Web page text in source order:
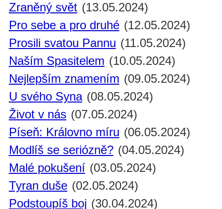
Zraněný svět (13.05.2024)
Pro sebe a pro druhé (12.05.2024)
Prosili svatou Pannu (11.05.2024)
Naším Spasitelem (10.05.2024)
Nejlepším znamením (09.05.2024)
U svého Syna (08.05.2024)
Život v nás (07.05.2024)
Píseň: Královno míru (06.05.2024)
Modlíš se seriózně? (04.05.2024)
Malé pokušení (03.05.2024)
Tyran duše (02.05.2024)
Podstoupíš boj (30.04.2024)